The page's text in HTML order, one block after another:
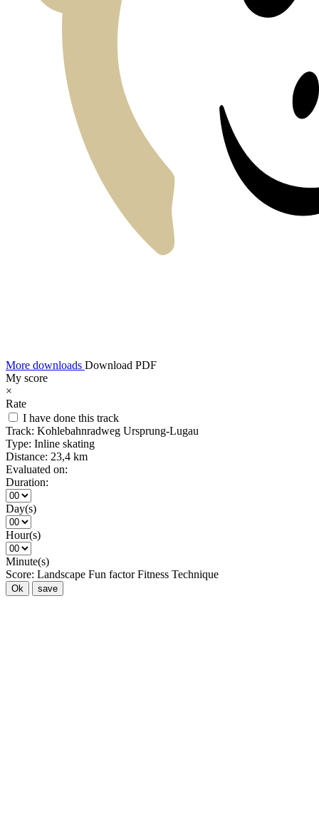
More downloads Download PDF
My score
×
Rate
I have done this track
Track: Kohlebahnradweg Ursprung-Lugau
Type: Inline skating
Distance: 23,4 km
Evaluated on:
Duration:
Day(s)
Hour(s)
Minute(s)
Score: Landscape Fun factor Fitness Technique
Ok save